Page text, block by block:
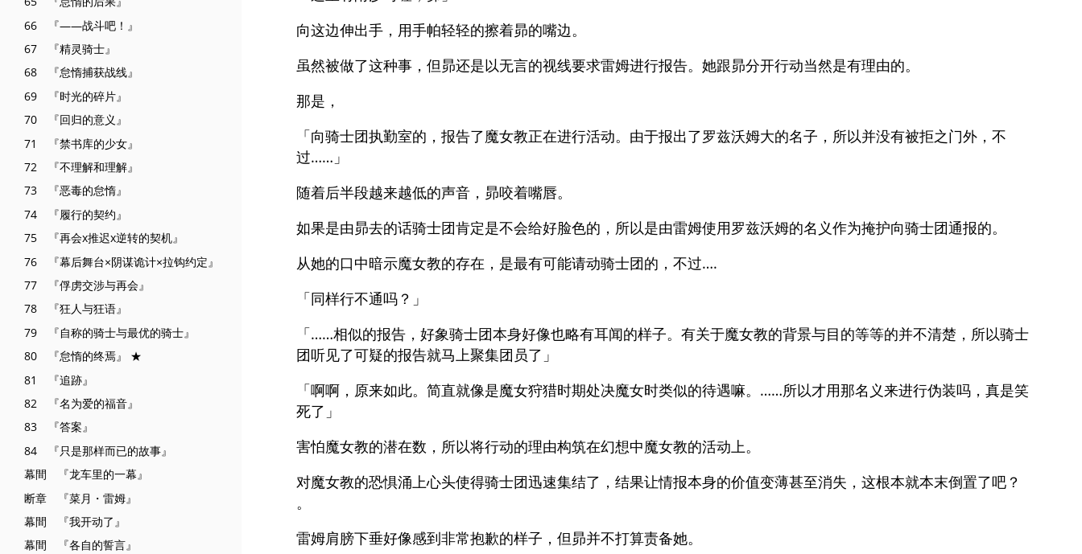
66 『——战斗吧！』
67 『精灵骑士』
68 『怠惰捕获战线』
69 『时光的碎片』
70 『回归的意义』
71 『禁书库的少女』
72 『不理解和理解』
73 『恶毒的怠惰』
74 『履行的契约』
75 『再会x推迟x逆转的契机』
76 『幕后舞台×阴谋诡计×拉钩约定』
77 『俘虏交涉与再会』
78 『狂人与狂语』
79 『自称的骑士与最优的骑士』
80 『怠惰的终焉』 ★
81 『追跡』
82 『名为爱的福音』
83 『答案』
84 『只是那样而已的故事』
幕間 『龙车里的一幕』
断章 『菜月・雷姆』
幕間 『我开动了』
幕間 『各自的誓言』
向这边伸出手，用手帕轻轻的擦着昴的嘴边。
虽然被做了这种事，但昴还是以无言的视线要求雷姆进行报告。她跟昴分开行动当然是有理由的。
那是，
「向骑士团执勤室的，报告了魔女教正在进行活动。由于报出了罗兹沃姆大的名子，所以并没有被拒之门外，不
过……」
随着后半段越来越低的声音，昴咬着嘴唇。
如果是由昴去的话骑士团肯定是不会给好脸色的，所以是由雷姆使用罗兹沃姆的名义作为掩护向骑士团通报的。
从她的口中暗示魔女教的存在，是最有可能请动骑士团的，不过….
「同样行不通吗？」
「……相似的报告，好象骑士团本身好像也略有耳闻的样子。有关于魔女教的背景与目的等等的并不清楚，所以骑士
团听见了可疑的报告就马上聚集团员了」
「啊啊，原来如此。简直就像是魔女狩猎时期处决魔女时类似的待遇嘛。……所以才用那名义来进行伪装吗，真是笑
死了」
害怕魔女教的潜在数，所以将行动的理由构筑在幻想中魔女教的活动上。
对魔女教的恐惧涌上心头使得骑士团迅速集结了，结果让情报本身的价值变薄甚至消失，这根本就本末倒置了吧？
。
雷姆肩膀下垂好像感到非常抱歉的样子，但昴并不打算责备她。